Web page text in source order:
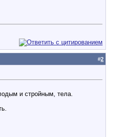
#2
и стройным, тела.